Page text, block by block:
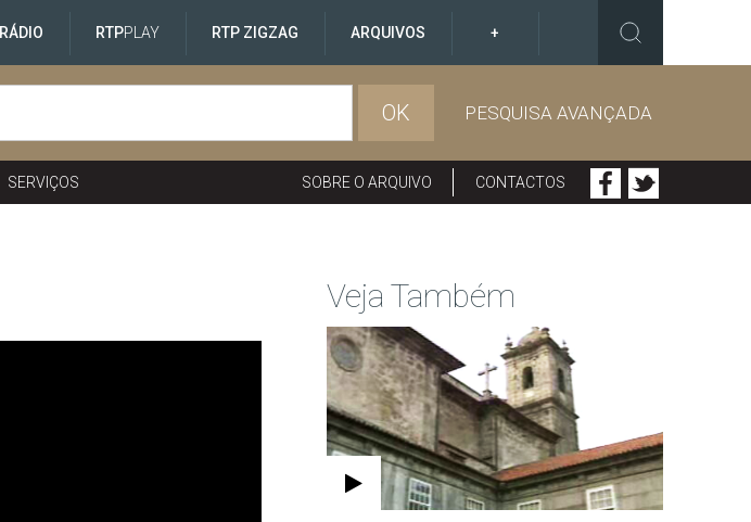
RÁDIO RTPPLAY RTP ZIGZAG ARQUIVOS +
OK PESQUISA AVANÇADA
SERVIÇOS SOBRE O ARQUIVO CONTACTOS
Veja Também